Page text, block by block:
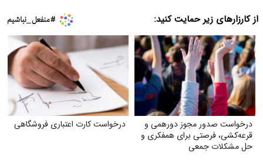
از کارزارهای زیر حمایت کنید:
درخواست صدور مجوز دورهمی و
قرعه‌کشی، فرصتی برای همفکری و
حل مشکلات جمعی
درخواست کارت اعتباری فروشگاهی